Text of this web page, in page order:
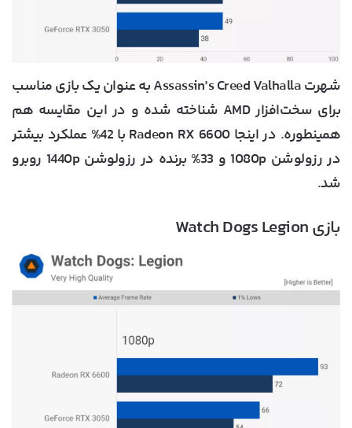
شهرت Assassin’s Creed Valhalla به عنوان یک بازی مناسب
برای سخت‌افزار AMD شناخته شده و در این مقایسه هم
همینطوره. در اینجا Radeon RX 6600 با 42% عملکرد بیشتر
در رزولوشن 1080p و 33% برنده در رزولوشن 1440p روبرو
شد.
بازی Watch Dogs Legion